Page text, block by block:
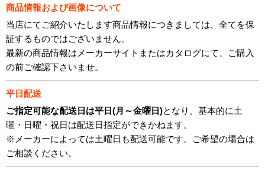
商品情報および画像について
当店にてご紹介いたします商品情報につきましては、全てを保
証するものではございません。
最新の商品情報はメーカーサイトまたはカタログにて、ご購入
の前ご確認下さいませ。
平日配送
ご指定可能な配送日は平日(月～金曜日)となり、基本的に土
曜・日曜・祝日は配送日指定ができかねます。
※メーカーによっては土曜日も配送可能です。ご希望の場合は
ご相談ください。